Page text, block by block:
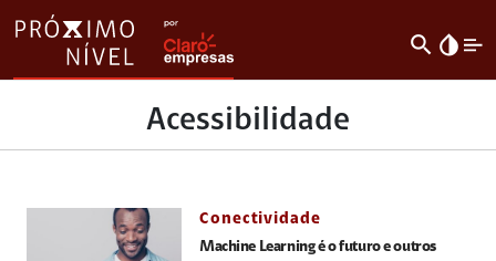
search invert_colors
Acessibilidade
Conectividade
Machine Learning é o futuro e outros